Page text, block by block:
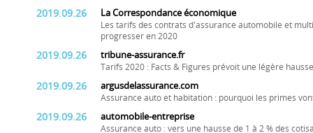
2019.09.26 La Correspondance économique
Les tarifs des contrats d'assurance automobile et
progresser en 2020
2019.09.26 tribune-assurance.fr
Tarifs 2020 : Facts & Figures prévoit une légère
2019.09.26 argusdelassurance.com
Assurance auto et habitation : pourquoi les primes
2019.09.26 automobile-entreprise
Assurance auto : vers une hausse de 1 à 2 % des